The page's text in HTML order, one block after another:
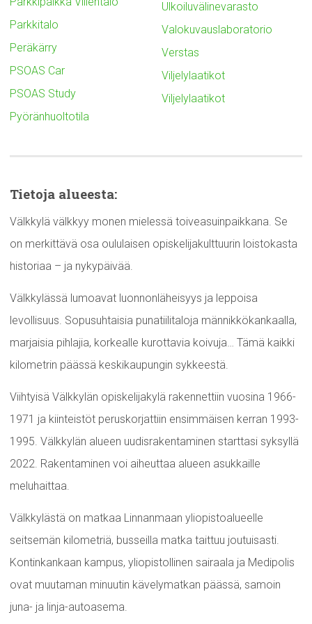
Parkkitalo
Peräkärry
PSOAS Car
PSOAS Study
Pyöränhuoltotila
Ulkoiluvälinevarasto
Valokuvauslaboratorio
Verstas
Viljelylaatikot
Viljelylaatikot
Tietoja alueesta:
Välkkylä välkkyy monen mielessä toiveasuinpaikkana. Se
on merkittävä osa oululaisen opiskelijakulttuurin loistokasta
historiaa – ja nykypäivää.
Välkkylässä lumoavat luonnonläheisyys ja leppoisa
levollisuus. Sopusuhtaisia punatiilitaloja männikkökankaalla,
marjaisia pihlajia, korkealle kurottavia koivuja… Tämä kaikki
kilometrin päässä keskikaupungin sykkeestä.
Viihtyisä Välkkylän opiskelijakylä rakennettiin vuosina 1966-
1971 ja kiinteistöt peruskorjattiin ensimmäisen kerran 1993-
1995. Välkkylän alueen uudisrakentaminen starttasi syksyllä
2022. Rakentaminen voi aiheuttaa alueen asukkaille
meluhaittaa.
Välkkylästä on matkaa Linnanmaan yliopistoalueelle
seitsemän kilometriä, busseilla matka taittuu joutuisasti.
Kontinkankaan kampus, yliopistollinen sairaala ja Medipolis
ovat muutaman minuutin kävelymatkan päässä, samoin
juna- ja linja-autoasema.